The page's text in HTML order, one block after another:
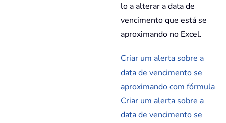
lo a alterar a data de
vencimento que está se
aproximando no Excel.
Criar um alerta sobre a
data de vencimento se
aproximando com fórmula
Criar um alerta sobre a
data de vencimento se